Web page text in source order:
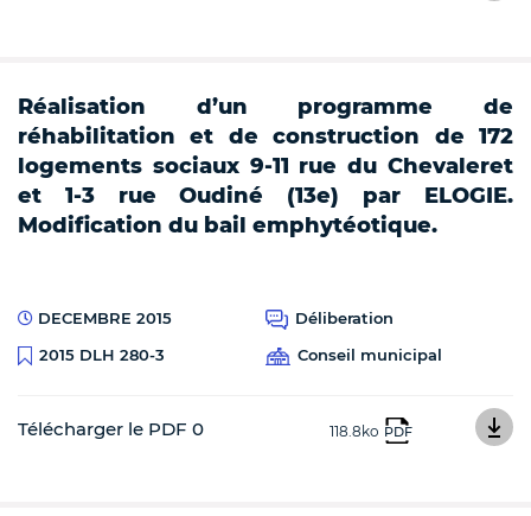
Réalisation d’un programme de
réhabilitation et de construction de 172
logements sociaux 9-11 rue du Chevaleret
et 1-3 rue Oudiné (13e) par ELOGIE.
Modification du bail emphytéotique.
DECEMBRE 2015
Déliberation
2015 DLH 280-3
Conseil municipal
Télécharger le PDF 0 118.8ko PDF